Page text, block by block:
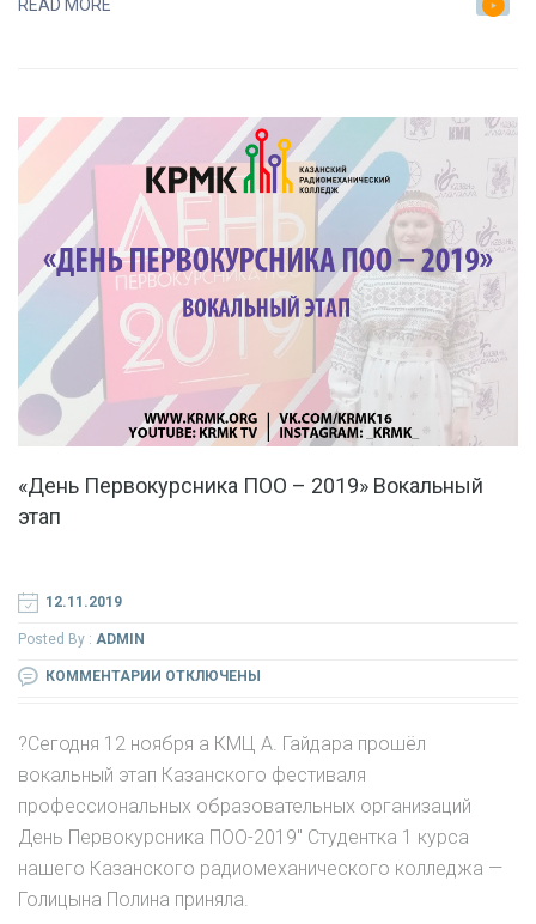
READ MORE
«День Первокурсника ПОО – 2019» Вокальный
этап
12.11.2019
Posted By : ADMIN
КОММЕНТАРИИ К
«ДЕНЬ
ПЕРВОКУРСНИКА
ПОО
–
2019»
ВОКАЛЬНЫЙ
ОТКЛЮЧЕНЫ
?Сегодня 12 ноября а КМЦ А. Гайдара прошёл
вокальный этап Казанского фестиваля
профессиональных образовательных организаций
День Первокурсника ПОО-2019″ Студентка 1 курса
нашего Казанского радиомеханического колледжа —
Голицына Полина приняла.